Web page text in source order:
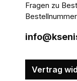
Fragen zu
Vertrag